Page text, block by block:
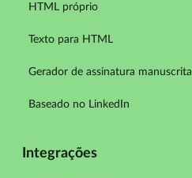
HTML próprio
Texto para HTML
Gerador de assinatura manuscrita
Baseado no LinkedIn
Integrações